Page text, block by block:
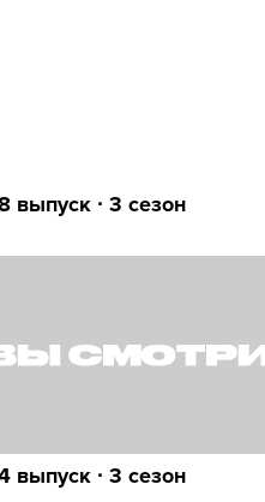
выпуск ∙ 3 сезон
выпуск ∙ 3 сезон